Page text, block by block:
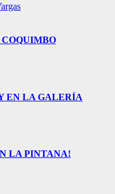
EN LA GALERÍA
LA PINTANA!